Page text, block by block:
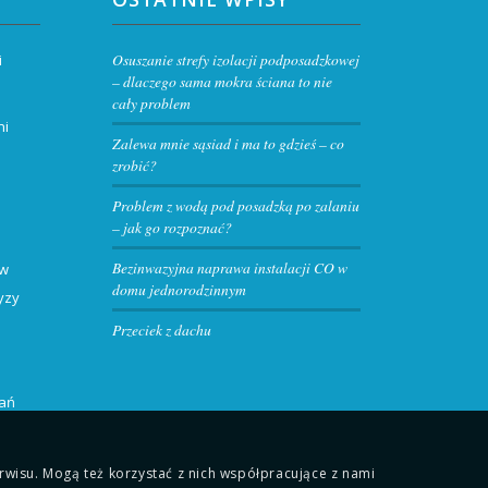
Osuszanie strefy izolacji podposadzkowej
– dlaczego sama mokra ściana to nie
cały problem
Zalewa mnie sąsiad i ma to gdzieś – co
zrobić?
Problem z wodą pod posadzką po zalaniu
– jak go rozpoznać?
Bezinwazyjna naprawa instalacji CO w
domu jednorodzinnym
Przeciek z dachu
Mogą też korzystać z nich współpracujące z nami